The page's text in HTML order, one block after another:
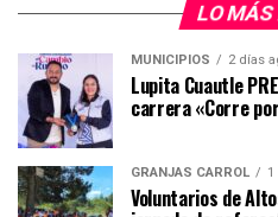
LO MÁS
MUNICIPIOS 2 días
Lupita Cuautle
carrera «Corre
GRANJAS CARROL 1
Voluntarios de